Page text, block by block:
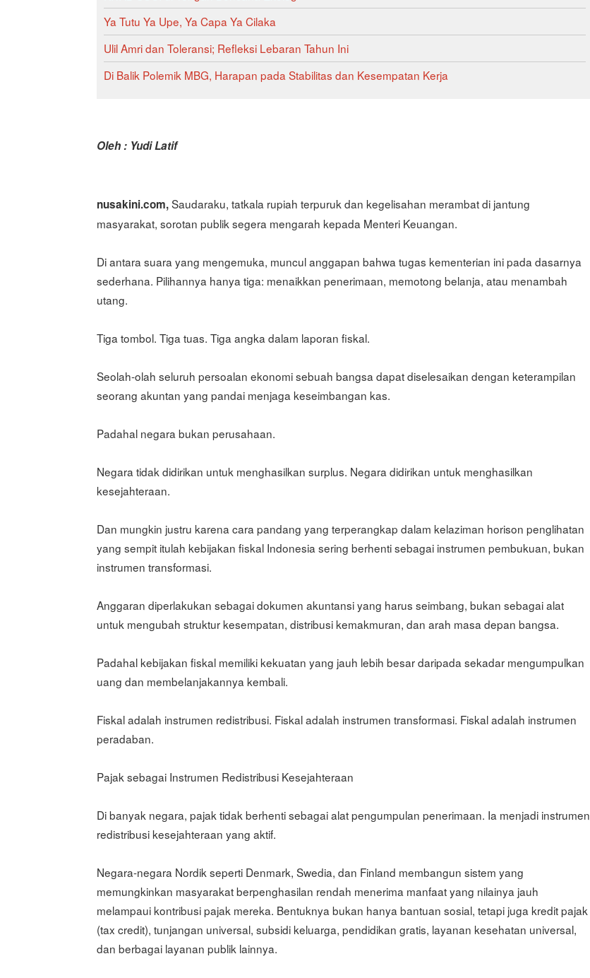
Ya Tutu Ya Upe, Ya Capa Ya Cilaka
Ulil Amri dan Toleransi; Refleksi Lebaran Tahun Ini
Di Balik Polemik MBG, Harapan pada Stabilitas dan Kesempatan Kerja
Oleh : Yudi Latif
nusakini.com,Saudaraku, tatkala rupiah terpuruk dan kegelisahan merambat di jantung
masyarakat, sorotan publik segera mengarah kepada Menteri Keuangan.
Di antara suara yang mengemuka, muncul anggapan bahwa tugas kementerian ini pada dasarnya
sederhana. Pilihannya hanya tiga: menaikkan penerimaan, memotong belanja, atau menambah
utang.
Tiga tombol. Tiga tuas. Tiga angka dalam laporan fiskal.
Seolah-olah seluruh persoalan ekonomi sebuah bangsa dapat diselesaikan dengan keterampilan
seorang akuntan yang pandai menjaga keseimbangan kas.
Padahal negara bukan perusahaan.
Negara tidak didirikan untuk menghasilkan surplus. Negara didirikan untuk menghasilkan
kesejahteraan.
Dan mungkin justru karena cara pandang yang terperangkap dalam kelaziman horison penglihatan
yang sempit itulah kebijakan fiskal Indonesia sering berhenti sebagai instrumen pembukuan, bukan
instrumen transformasi.
Anggaran diperlakukan sebagai dokumen akuntansi yang harus seimbang, bukan sebagai alat
untuk mengubah struktur kesempatan, distribusi kemakmuran, dan arah masa depan bangsa.
Padahal kebijakan fiskal memiliki kekuatan yang jauh lebih besar daripada sekadar mengumpulkan
uang dan membelanjakannya kembali.
Fiskal adalah instrumen redistribusi. Fiskal adalah instrumen transformasi. Fiskal adalah instrumen
peradaban.
Pajak sebagai Instrumen Redistribusi Kesejahteraan
Di banyak negara, pajak tidak berhenti sebagai alat pengumpulan penerimaan. Ia menjadi instrumen
redistribusi kesejahteraan yang aktif.
Negara-negara Nordik seperti Denmark, Swedia, dan Finland membangun sistem yang
memungkinkan masyarakat berpenghasilan rendah menerima manfaat yang nilainya jauh
melampaui kontribusi pajak mereka. Bentuknya bukan hanya bantuan sosial, tetapi juga kredit pajak
(tax credit), tunjangan universal, subsidi keluarga, pendidikan gratis, layanan kesehatan universal,
dan berbagai layanan publik lainnya.